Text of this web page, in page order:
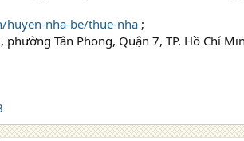
nha-be/thue-nha ;
Tân Phong, Quận 7, TP. Hồ Chí